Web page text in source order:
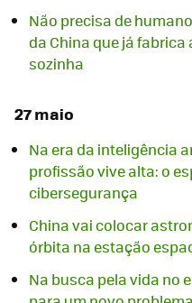
Não precisa de
da China que já
sozinha
27 maio
Na era da inteligência
profissão vive alta: o
cibersegurança
China vai colocar
órbita na estação
Na busca pela vida no